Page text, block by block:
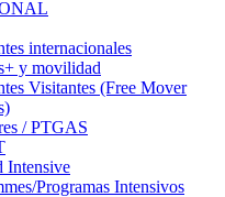
internacionales
y movilidad
Visitantes (Free Mover
/ PTGAS
Intensive
Programas Intensivos